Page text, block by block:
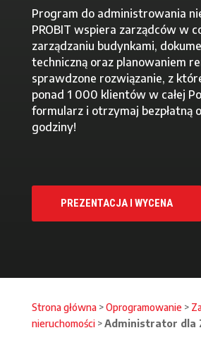
Program do administrowania
PROBIT wspiera zarządców w
zarządzaniu budynkami,
techniczną oraz planowaniem
sprawdzone rozwiązanie, z
ponad 1 000 klientów w całej
formularz i otrzymaj bezpłatną
godziny!
PREZENTACJA I WYCENA
Strona główna>Oprogramowanie>
nieruchomości>Administrator dla